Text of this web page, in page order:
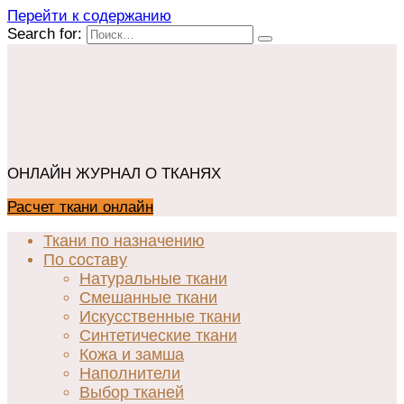
Перейти к содержанию
Search for:
ОНЛАЙН ЖУРНАЛ О ТКАНЯХ
Расчет ткани онлайн
Ткани по назначению
По составу
Натуральные ткани
Смешанные ткани
Искусственные ткани
Синтетические ткани
Кожа и замша
Наполнители
Выбор тканей